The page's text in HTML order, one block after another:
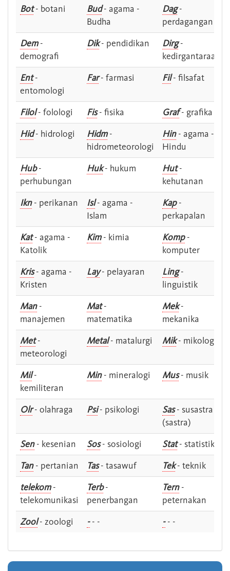
Bot- botani Bud- agama -
Budha
Dag-
perdagangan
Dem-
demografi
Dik- pendidikan Dirg-
kedirgantaraan
Ent-
entomologi
Far- farmasi Fil- filsafat
Filol- folologi Fis- fisika Graf- grafika
Hid- hidrologi Hidm-
hidrometeorologi
Hin- agama -
Hindu
Hub-
perhubungan
Huk- hukum Hut-
kehutanan
Ikn- perikanan Isl- agama -
Islam
Kap-
perkapalan
Kat- agama -
Katolik
Kim- kimia Komp-
komputer
Kris- agama -
Kristen
Lay- pelayaran Ling-
linguistik
Man-
manajemen
Mat-
matematika
Mek-
mekanika
Met-
meteorologi
Metal- matalurgi Mik- mikologi
Mil-
kemiliteran
Min- mineralogi Mus- musik
Olr- olahraga Psi- psikologi Sas- susastra -
(sastra)
Sen- kesenian Sos- sosiologi Stat- statistik
Tan- pertanian Tas- tasawuf Tek- teknik
telekom-
telekomunikasi
Terb-
penerbangan
Tern-
peternakan
Zool- zoologi -- - -- -